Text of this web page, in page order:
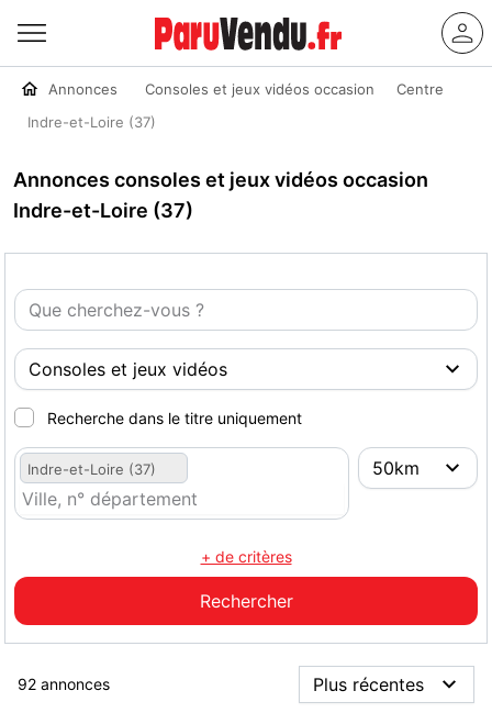
Annonces Consoles et jeux vidéos occasion
Centre
Indre-et-Loire (37)
Annonces consoles et jeux vidéos occasion
Indre-et-Loire (37)
Recherche dans le titre uniquement
Indre-et-Loire (37)
+ de critères
92 annonces